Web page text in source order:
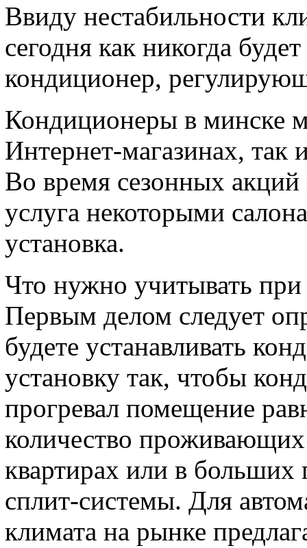
Ввиду нестабильности
сегодня как никогда
кондиционер,
Кондиционеры в минске
Интернет-магазинах, так
Во время сезонных акций
услуга некоторыми
установка.
Что нужно учитывать
Первым делом следует
будете устанавливать
установку так, чтобы
прогревал помещение
количество
квартирах или в
сплит-системы. Для
климата на рынке